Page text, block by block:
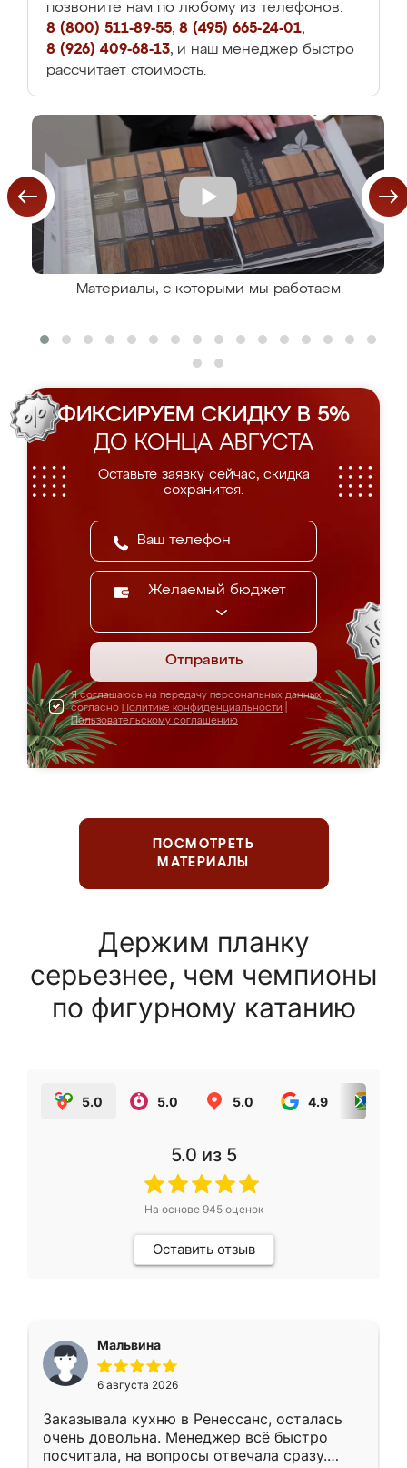
позвоните нам по любому из телефонов:
8 (800) 511-89-55, 8 (495) 665-24-01,
8 (926) 409-68-13, и наш менеджер быстро
рассчитает стоимость.
Материалы, с которыми мы работаем
ФИКСИРУЕМ СКИДКУ В 5%
ДО КОНЦА АВГУСТА
Оставьте заявку сейчас, скидка
сохранится.
Желаемый бюджет
Отправить
Я соглашаюсь на передачу персональных данных
согласно Политике конфиденциальности
Пользовательскому соглашению
ПОСМОТРЕТЬ
МАТЕРИАЛЫ
Держим планку
серьезнее, чем чемпионы
по фигурному катанию
5.0 5.0 5.0 4.9
5.0 из 5
На основе 945оценок
Оставить отзыв
Мальвина
6 августа 2026
Заказывала кухню в Ренессанс, осталась
очень довольна. Менеджер всё быстро
посчитала, на вопросы отвечала сразу.